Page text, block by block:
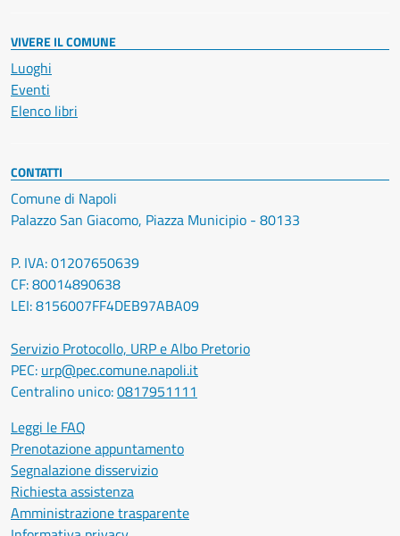
VIVERE IL COMUNE
Luoghi
Eventi
Elenco libri
CONTATTI
Comune di Napoli
Palazzo San Giacomo, Piazza Municipio - 80133
P. IVA: 01207650639
CF: 80014890638
LEI: 8156007FF4DEB97ABA09
Servizio Protocollo, URP e Albo Pretorio
PEC: urp@pec.comune.napoli.it
Centralino unico:0817951111
Leggi le FAQ
Prenotazione appuntamento
Segnalazione disservizio
Richiesta assistenza
Amministrazione trasparente